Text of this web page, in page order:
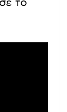
το